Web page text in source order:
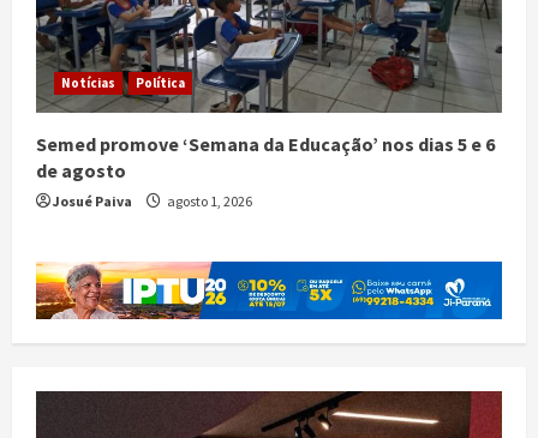
Notícias Política
Semed promove ‘Semana da Educação’ nos dias 5 e 6
de agosto
Josué Paiva agosto 1, 2026